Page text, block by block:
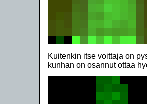
Kuitenkin itse voittaja on
kunhan on osannut ottaa